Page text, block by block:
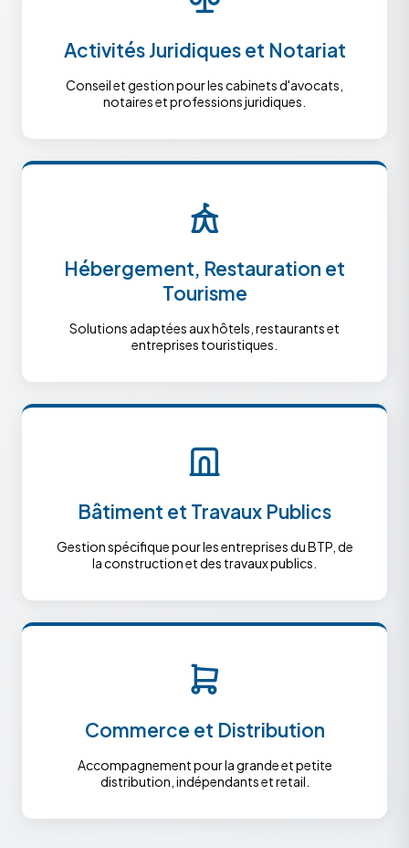
Activités Juridiques et Notariat
Conseil et gestion pour les cabinets d'avocats,
notaires et professions juridiques.
Hébergement, Restauration et
Tourisme
Solutions adaptées aux hôtels, restaurants et
entreprises touristiques.
Bâtiment et Travaux Publics
Gestion spécifique pour les entreprises du BTP, de
la construction et des travaux publics.
Commerce et Distribution
Accompagnement pour la grande et petite
distribution, indépendants et retail.